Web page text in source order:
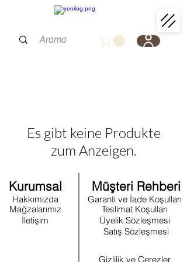
Es gibt keine Produkte
zum Anzeigen.
Kurumsal Müşteri Rehberi
Hakkımızda
Mağzalarımız
Garanti ve İade Koşulları
Teslimat Koşulları
İletişim
Üyelik Sözleşmesi
Satış Sözleşmesi
Gizlilik ve Çerezler